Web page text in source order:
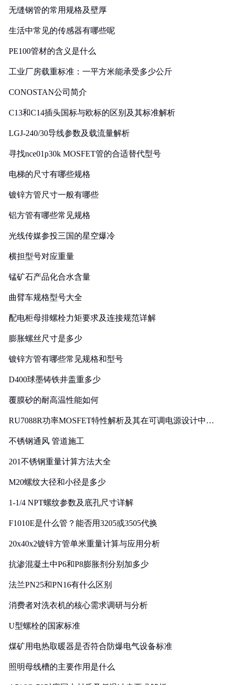
无缝钢管的常用规格及壁厚
生活中常见的传感器有哪些呢
PE100管材的含义是什么
工业厂房载重标准：一平方米能承受多少公斤
CONOSTAN公司简介
C13和C14插头国标与欧标的区别及其标准解析
LGJ-240/30导线参数及载流量解析
寻找nce01p30k MOSFET管的合适替代型号
电梯的尺寸有哪些规格
镀锌方管尺寸一般有哪些
铝方管有哪些常见规格
光线传媒参投三国的星空爆冷
横担型号对应重量
锰矿石产品化合水含量
曲臂车规格型号大全
配电柜母排螺栓力矩要求及连接规范详解
膨胀螺丝尺寸是多少
镀锌方管有哪些常见规格和型号
D400球墨铸铁井盖重多少
覆膜砂的耐高温性能如何
RU7088R功率MOSFET特性解析及其在可调电源设计中的
不锈钢通风 管道施工
201不锈钢重量计算方法大全
M20螺纹大径和小径是多少
1-1/4 NPT螺纹参数及底孔尺寸详解
F1010E是什么管？能否用3205或3505代换
20x40x2镀锌方管单米重量计算与应用分析
抗渗混凝土中P6和P8膨胀剂分别加多少
法兰PN25和PN16有什么区别
消费者对洗衣机的核心需求调研与分析
U型螺栓的国家标准
煤矿用电热取暖器是否符合防爆电气设备标准
照明母线槽的主要作用是什么